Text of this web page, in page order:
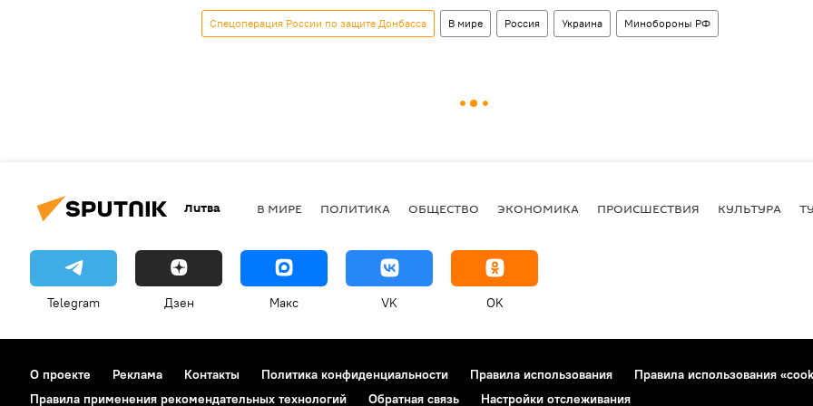
Спецоперация России по защите Донбасса В мире Россия Украина Минобороны РФ
Литва В МИРЕ ПОЛИТИКА ОБЩЕСТВО ЭКОНОМИКА ПРОИСШЕСТВИЯ КУЛЬТУРА
Telegram Дзен Макс VK OK
О проекте Реклама Контакты Политика конфиденциальности Правила использования
Правила использования
Правила применения рекомендательных технологий
Обратная связь Настройки отслеживания